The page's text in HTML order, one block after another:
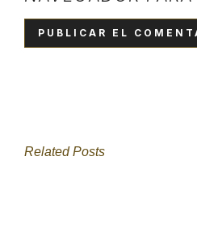
Related Posts